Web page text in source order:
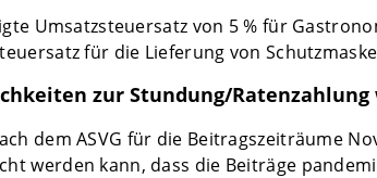
Umsatzsteuersatz von 5 % für
für die Lieferung von
zur Stundung/
dem ASVG für die Beitragszeiträume
werden kann, dass die Beiträge